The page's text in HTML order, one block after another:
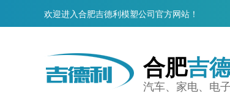
欢迎进入合肥吉德利模塑公司官方网站！
合肥吉
汽车、家电、电